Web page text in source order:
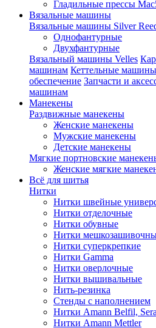
Гладильные прессы
Вязальные машины
Вязальные машины Silver
Однофантурные
Двухфантурные
Вязальный машины Velles
машинам Кеттельные машины
обеспечение Запчасти и
машинам
Манекены
Раздвижные манекены
Женские манекены
Мужские манекены
Детские манекены
Мягкие портновские
Женские мягкие
Всё для шитья
Нитки
Нитки швейные
Нитки отделочные
Нитки обувные
Нитки
Нитки суперкрепкие
Нитки Gamma
Нитки оверлочные
Нитки вышивальные
Нить-резинка
Стенды с наполнением
Нитки Amann Belfil,
Нитки Amann Mettler